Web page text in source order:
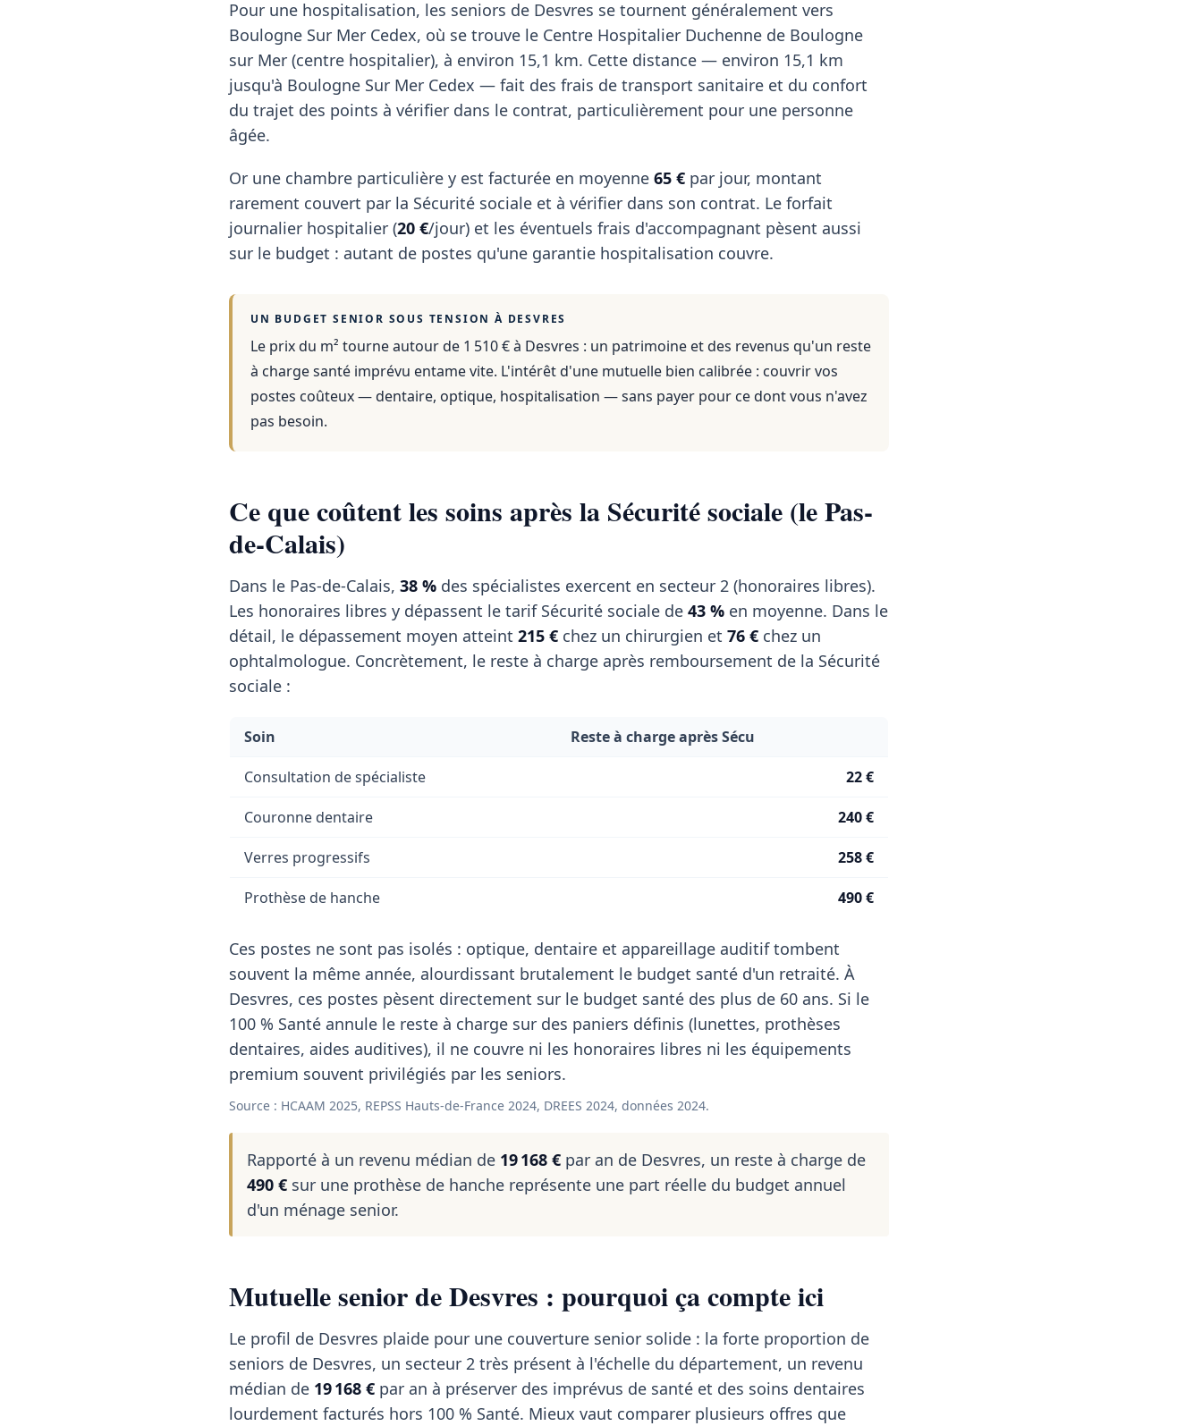
Pour une hospitalisation, les seniors de Desvres se tournent généralement vers
Boulogne Sur Mer Cedex, où se trouve le Centre Hospitalier Duchenne de Boulogne
sur Mer (centre hospitalier), à environ 15,1 km. Cette distance — environ 15,1 km
jusqu'à Boulogne Sur Mer Cedex — fait des frais de transport sanitaire et du confort
du trajet des points à vérifier dans le contrat, particulièrement pour une personne
âgée.
Or une chambre particulière y est facturée en moyenne 65 € par jour, montant
rarement couvert par la Sécurité sociale et à vérifier dans son contrat. Le forfait
journalier hospitalier (20 €/jour) et les éventuels frais d'accompagnant pèsent aussi
sur le budget : autant de postes qu'une garantie hospitalisation couvre.
UN BUDGET SENIOR SOUS TENSION À DESVRES
Le prix du m² tourne autour de 1 510 €à Desvres : un patrimoine et des revenus qu'un reste
à charge santé imprévu entame vite. L'intérêt d'une mutuelle bien calibrée : couvrir vos
postes coûteux — dentaire, optique, hospitalisation — sans payer pour ce dont vous n'avez
pas besoin.
Ce que coûtent les soins après la Sécurité sociale (le Pas-
de-Calais)
Dans le Pas-de-Calais, 38 % des spécialistes exercent en secteur 2 (honoraires libres).
Les honoraires libres y dépassent le tarif Sécurité sociale de 43 % en moyenne. Dans le
détail, le dépassement moyen atteint 215 € chez un chirurgien et 76 € chez un
ophtalmologue. Concrètement, le reste à charge après remboursement de la Sécurité
sociale :
Soin Reste à charge après Sécu
Consultation de spécialiste 22 €
Couronne dentaire 240 €
Verres progressifs 258 €
Prothèse de hanche 490 €
Ces postes ne sont pas isolés : optique, dentaire et appareillage auditif tombent
souvent la même année, alourdissant brutalement le budget santé d'un retraité. À
Desvres, ces postes pèsent directement sur le budget santé des plus de 60 ans. Si le
100 % Santé annule le reste à charge sur des paniers définis (lunettes, prothèses
dentaires, aides auditives), il ne couvre ni les honoraires libres ni les équipements
premium souvent privilégiés par les seniors.
Source : HCAAM 2025, REPSS Hauts-de-France 2024, DREES 2024, données 2024.
Rapporté à un revenu médian de 19 168 € par an de Desvres, un reste à charge de
490 € sur une prothèse de hanche représente une part réelle du budget annuel
d'un ménage senior.
Mutuelle senior de Desvres : pourquoi ça compte ici
Le profil de Desvres plaide pour une couverture senior solide : la forte proportion de
seniors de Desvres, un secteur 2 très présent à l'échelle du département, un revenu
médian de 19 168 € par an à préserver des imprévus de santé et des soins dentaires
lourdement facturés hors 100 % Santé. Mieux vaut comparer plusieurs offres que